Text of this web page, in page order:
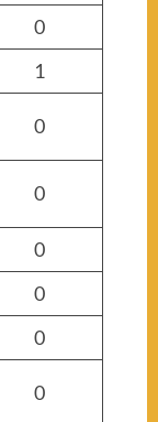
0
1
0
0
0
0
0
0